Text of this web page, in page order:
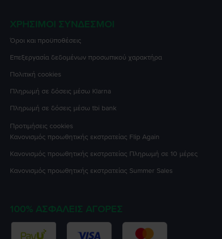
ΧΡΉΣΙΜΟΙ ΣΎΝΔΕΣΜΟΙ
Όροι και προϋποθέσεις
Επεξεργασία δεδομένων προσωπικού χαρακτήρα
Πολιτική cookies
Πληρωμή σε δόσεις μέσω Klarna
Πληρωμή σε δόσεις μέσω tbi bank
Προτιμήσεις cookies
Κανονισμός προωθητικής εκστρατείας Flip Again
Κανονισμός προωθητικής εκστρατείας Πληρωμή σε 10 μέρες
Κανονισμός προωθητικής εκστρατείας Summer Sales
100% ΑΣΦΑΛΕΊΣ ΑΓΟΡΈΣ